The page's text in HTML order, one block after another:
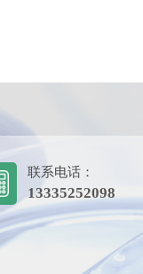
联系电话：
13335252098